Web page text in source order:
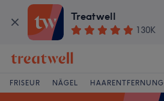
Treatwell
130K
FRISEUR NÄGEL HAARENTFERNUNG